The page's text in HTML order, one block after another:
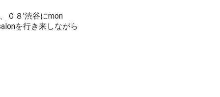
０８’渋谷にmon
を行き来しながら